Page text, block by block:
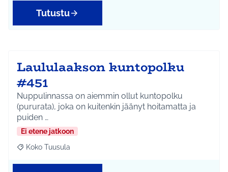
Tutustu
Laululaakson kuntopolku
#451
Nuppulinnassa on aiemmin ollut kuntopolku
(pururata), joka on kuitenkin jäänyt hoitamatta ja
puiden …
Ei etene jatkoon
Rajaa tulokset aihepiirin mukaan: Koko Tuusula
Koko Tuusula